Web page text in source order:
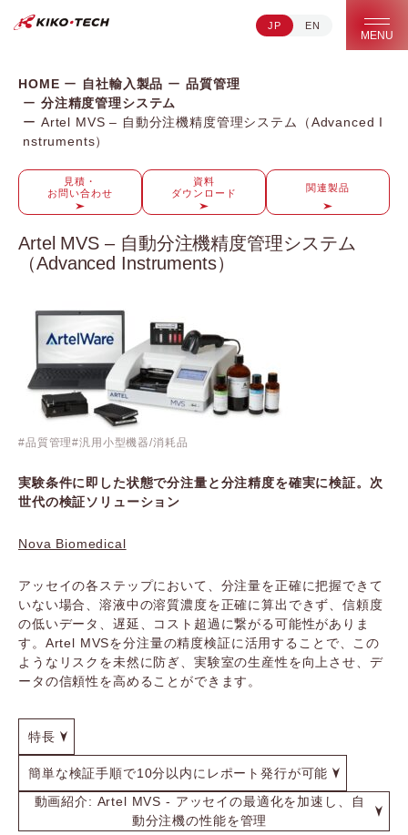
キコーテック株式会社 | ライフサイエンス研究への貢献
JP EN
MENU
HOME 自社輸入製品
品質管理
分注精度管理システム
Artel MVS – 自動分注機精度管理システム（Advanced I
nstruments）
見積・
お問い合わせ
資料
ダウンロード
関連製品
Artel MVS – 自動分注機精度管理システム
（Advanced Instruments）
品質管理 汎用小型機器/消耗品
実験条件に即した状態で分注量と分注精度を確実に検証。次
世代の検証ソリューション
Nova Biomedical
アッセイの各ステップにおいて、分注量を正確に把握できて
いない場合、溶液中の溶質濃度を正確に算出できず、信頼度
の低いデータ、遅延、コスト超過に繋がる可能性がありま
す。Artel MVSを分注量の精度検証に活用することで、この
ようなリスクを未然に防ぎ、実験室の生産性を向上させ、デ
ータの信頼性を高めることができます。
特長
簡単な検証手順で10分以内にレポート発行が可能
動画紹介: Artel MVS - アッセイの最適化を加速し、自
動分注機の性能を管理